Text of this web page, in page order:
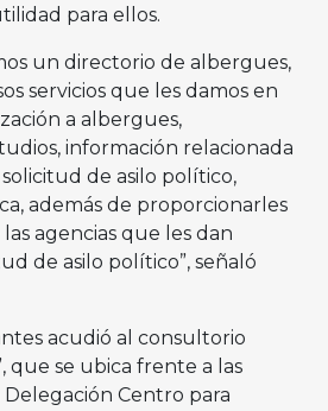
para ellos.
un directorio de albergues,
servicios que les damos en
a albergues,
información relacionada
de asilo político,
además de proporcionarles
agencias que les dan
de asilo político”, señaló
acudió al consultorio
que se ubica frente a las
Centro para